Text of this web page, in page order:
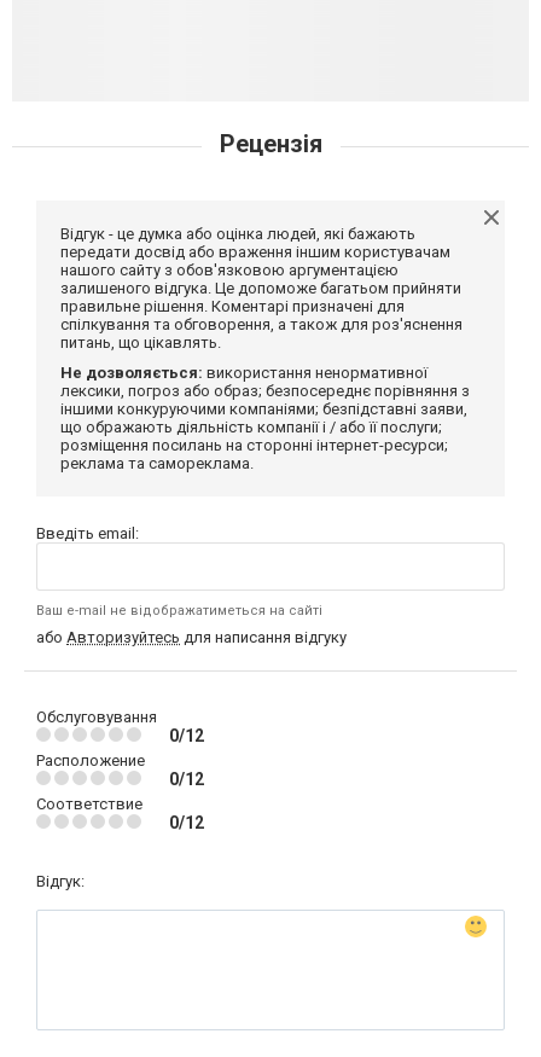
Рецензія
Відгук - це думка або оцінка людей, які бажають
передати досвід або враження іншим користувачам
нашого сайту з обов'язковою аргументацією
залишеного відгука. Це допоможе багатьом прийняти
правильне рішення. Коментарі призначені для
спілкування та обговорення, а також для роз'яснення
питань, що цікавлять.
Не дозволяється: використання ненормативної
лексики, погроз або образ; безпосереднє порівняння з
іншими конкуруючими компаніями; безпідставні заяви,
що ображають діяльність компанії і / або її послуги;
розміщення посилань на сторонні інтернет-ресурси;
реклама та самореклама.
Введіть email:
Ваш e-mail не відображатиметься на сайті
або Авторизуйтесь для написання відгуку
Обслуговування
0/12
Расположение
0/12
Соответствие
0/12
Відгук: